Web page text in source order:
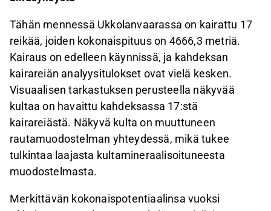
Tähän mennessä Ukkolanvaarassa on kairattu 17
reikää, joiden kokonaispituus on 4666,3 metriä.
Kairaus on edelleen käynnissä, ja kahdeksan
kairareiän analyysitulokset ovat vielä kesken.
Visuaalisen tarkastuksen perusteella näkyvää
kultaa on havaittu kahdeksassa 17:stä
kairareiästä. Näkyvä kulta on muuttuneen
rautamuodostelman yhteydessä, mikä tukee
tulkintaa laajasta kultamineraalisoituneesta
muodostelmasta.
Merkittävän kokonaispotentiaalinsa vuoksi